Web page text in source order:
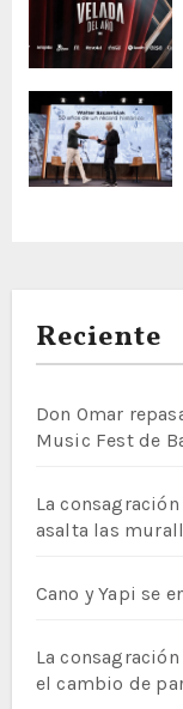
Reciente
Don Omar
Music Fest de
La
asalta las
Cano y Yapi se
La
el cambio de